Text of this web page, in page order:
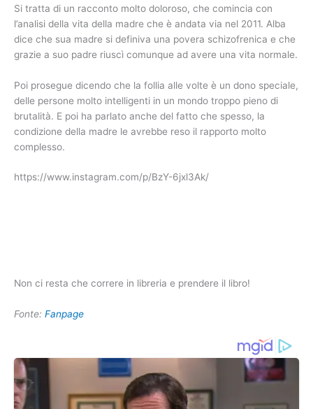
Si tratta di un racconto molto doloroso, che comincia con
l’analisi della vita della madre che è andata via nel 2011. Alba
dice che sua madre si definiva una povera schizofrenica e che
grazie a suo padre riuscì comunque ad avere una vita normale.
Poi prosegue dicendo che la follia alle volte è un dono speciale,
delle persone molto intelligenti in un mondo troppo pieno di
brutalità. E poi ha parlato anche del fatto che spesso, la
condizione della madre le avrebbe reso il rapporto molto
complesso.
https://www.instagram.com/p/BzY-6jxl3Ak/
Non ci resta che correre in libreria e prendere il libro!
Fonte: Fanpage